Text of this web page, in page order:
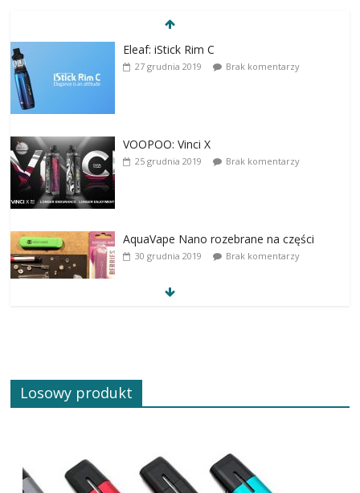
Eleaf: iStick Rim C
27 grudnia 2019 Brak komentarzy
VOOPOO: Vinci X
25 grudnia 2019 Brak komentarzy
AquaVape Nano rozebrane na części
30 grudnia 2019 Brak komentarzy
Losowy produkt